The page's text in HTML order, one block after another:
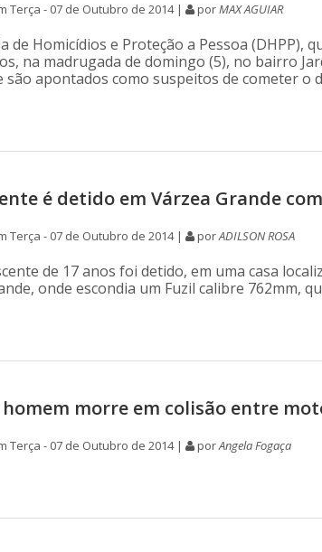
Terça - 07 de Outubro de 2014 | porMAX AGUIAR
de Homicídios e Proteção a Pessoa (DHPP),
na madrugada de domingo (5), no bairro
são apontados como suspeitos de cometer o
é detido em Várzea Grande
Terça - 07 de Outubro de 2014 | porADILSON ROSA
de 17 anos foi detido, em uma casa
onde escondia um Fuzil calibre 762mm,
morre em colisão entre
Terça - 07 de Outubro de 2014 | porAngela Fogaça